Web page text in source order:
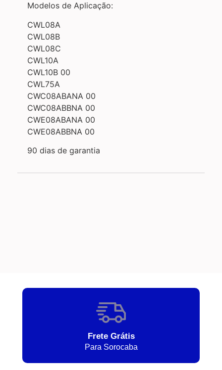
Modelos de Aplicação:
CWL08A
CWL08B
CWL08C
CWL10A
CWL10B 00
CWL75A
CWC08ABANA 00
CWC08ABBNA 00
CWE08ABANA 00
CWE08ABBNA 00
90 dias de garantia
Frete Grátis
Para Sorocaba